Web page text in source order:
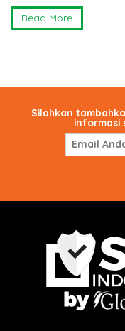
Read More
Silahkan
informasi